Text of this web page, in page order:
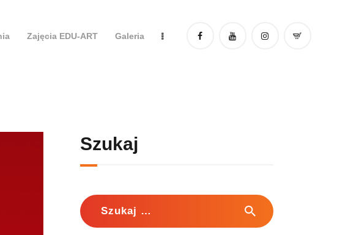
Zajęcia EDU-ART Galeria
Szukaj
Szukaj: